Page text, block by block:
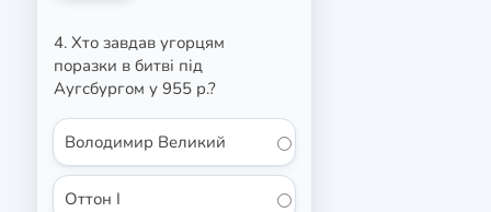
4. Хто завдав угорцям
поразки в битві під
Аугсбургом у 955 р.?
Володимир Великий
Оттон I